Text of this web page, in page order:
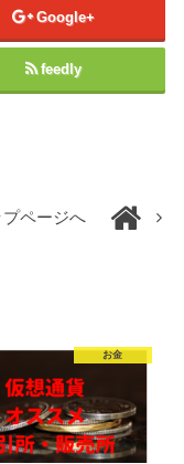
Google+
feedly
プページへ
お金